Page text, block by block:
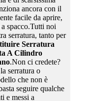
ancora con il
facile da aprire,
spacco.Tutti noi
serratura, tanto per
Serratura
A Cilindro
.Non ci credete?
serratura o
che non è
seguire qualche
e messi a